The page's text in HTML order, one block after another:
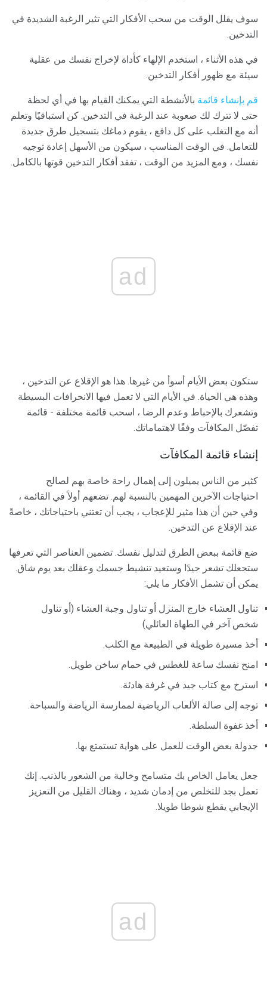
سوف يقلل الوقت من سحب الأفكار التي تثير الرغبة الشديدة في
التدخين.
في هذه الأثناء ، استخدم الإلهاء كأداة لإخراج نفسك من عقلية
سيئة مع ظهور أفكار التدخين.
قم بإنشاء قائمة بالأنشطة التي يمكنك القيام بها في أي لحظة
حتى لا تترك لك صعوبة عند الرغبة في التدخين. كن استباقيًا وتعلم
أنه مع التغلب على كل دافع ، يقوم دماغك بتسجيل طرق جديدة
للتعامل. في الوقت المناسب ، سيكون من الأسهل إعادة توجيه
نفسك ، ومع المزيد من الوقت ، تفقد أفكار التدخين قوتها بالكامل.
ad
ستكون بعض الأيام أسوأ من غيرها. هذا هو الإقلاع عن التدخين ،
وهذه هي الحياة. في الأيام التي لا تعمل فيها الانحرافات البسيطة
وتشعرك بالإحباط وعدم الرضا ، اسحب قائمة مختلفة - قائمة
تفصّل المكافآت وفقًا لاهتماماتك.
إنشاء قائمة المكافآت
كثير من الناس يميلون إلى إهمال راحة خاصة بهم لصالح
احتياجات الآخرين المهمين بالنسبة لهم. تضعهم أولاً في القائمة ،
وفي حين أن هذا مثير للإعجاب ، يجب أن تعتني باحتياجاتك ، خاصةً
عند الإقلاع عن التدخين.
ضع قائمة ببعض الطرق لتدليل نفسك. تضمين العناصر التي تعرفها
ستجعلك تشعر جيدًا وستعيد تنشيط جسمك وعقلك بعد يوم شاق.
يمكن أن تشمل الأفكار ما يلي:
تناول العشاء خارج المنزل أو تناول وجبة العشاء (أو تناول
شخص آخر في الطهاة العائلي)
أخذ مسيرة طويلة في الطبيعة مع الكلب.
امنح نفسك ساعة للغطس في حمام ساخن طويل.
استرخ مع كتاب جيد في غرفة هادئة.
توجه إلى صالة الألعاب الرياضية لممارسة الرياضة والسباحة.
أخذ غفوة السلطة.
جدولة بعض الوقت للعمل على هواية تستمتع بها.
جعل يعامل الخاص بك متسامح وخالية من الشعور بالذنب. إنك
تعمل بجد للتخلص من إدمان شديد ، وهناك القليل من التعزيز
الإيجابي يقطع شوطا طويلا.
ad